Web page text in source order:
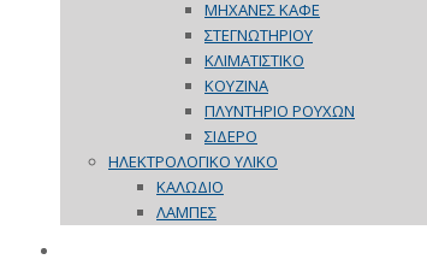
ΜΗΧΑΝΕΣ ΚΑΦΕ
ΣΤΕΓΝΩΤΗΡΙΟΥ
ΚΛΙΜΑΤΙΣΤΙΚΟ
ΚΟΥΖΙΝΑ
ΠΛΥΝΤΗΡΙΟ ΡΟΥΧΩΝ
ΣΙΔΕΡΟ
ΗΛΕΚΤΡΟΛΟΓΙΚΟ ΥΛΙΚΟ
ΚΑΛΩΔΙΟ
ΛΑΜΠΕΣ